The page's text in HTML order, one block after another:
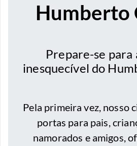
Humberto
Prepare-se para
inesquecível do
Pela primeira vez, nosso
portas para pais,
namorados e amigos,